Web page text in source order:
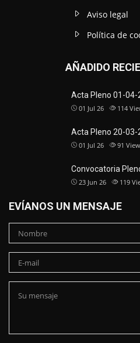
Aviso legal
Política de
AÑADIDO
Acta Pleno 01-04-
01 Jul 26 114
Acta Pleno 20-03-
01 Jul 26 91
Convocatoria
23 Jun 26 119
EVÍANOS UN MENSAJE